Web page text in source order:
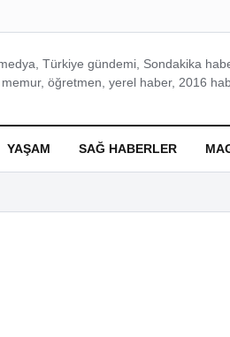
Türkiye gündemi, Sondakika
öğretmen, yerel haber, 2016
YAŞAM SAĞ HABERLER